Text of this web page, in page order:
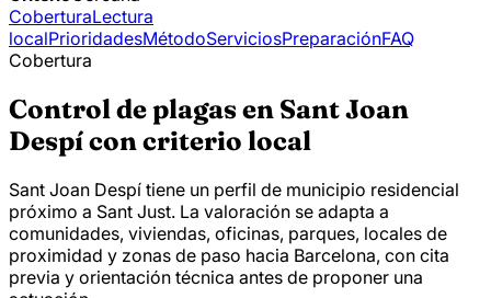
CoberturaLectura
localPrioridadesMétodoServiciosPreparaciónFAQ
Cobertura
Control de plagas en Sant Joan
Despí con criterio local
Sant Joan Despí tiene un perfil de municipio residencial
próximo a Sant Just. La valoración se adapta a
comunidades, viviendas, oficinas, parques, locales de
proximidad y zonas de paso hacia Barcelona, con cita
previa y orientación técnica antes de proponer una